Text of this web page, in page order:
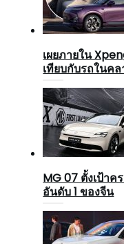
เผยภายใน
เทียบกับรถในค
MG 07 ตั้งเป้าค
อันดับ 1 ของจีน